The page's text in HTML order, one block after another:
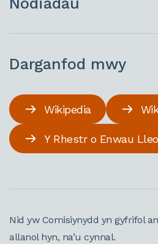
Darganfod mwy
Wikipedia
Y Rhestr o Enwau
Nid yw Comisiynydd yn gyfrifol
allanol hyn, na’u cynnal.